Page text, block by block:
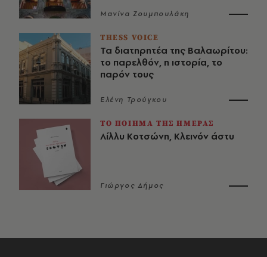
Μανίνα Ζουμπουλάκη
THESS VOICE
Τα διατηρητέα της Βαλαωρίτου:
το παρελθόν, η ιστορία, το
παρόν τους
Ελένη Τρούγκου
ΤΟ ΠΟΙΗΜΑ ΤΗΣ ΗΜΕΡΑΣ
Λίλλυ Κοτσώνη, Κλεινόν άστυ
Γιώργος Δήμος